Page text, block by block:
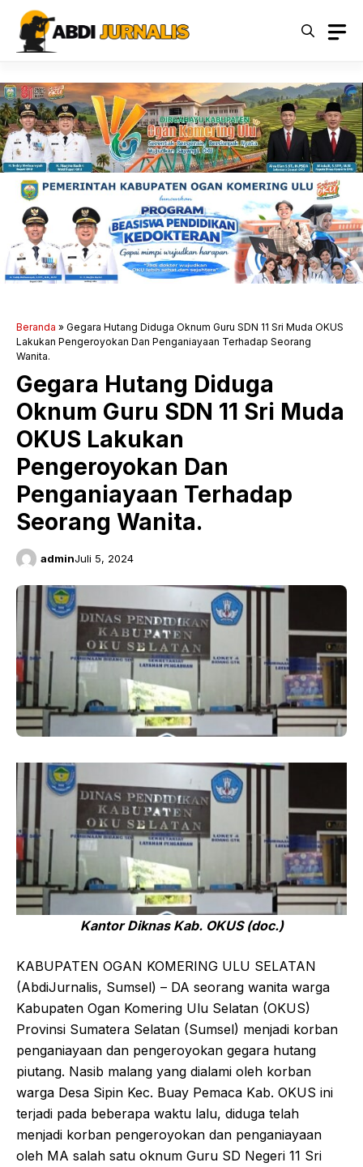
Langsung
Beranda » Gegara Hutang Diduga Oknum Guru SDN 11 Sri Muda OKUS
Lakukan Pengeroyokan Dan Penganiayaan Terhadap Seorang
Wanita.
Gegara Hutang Diduga
Oknum Guru SDN 11 Sri Muda
OKUS Lakukan
Pengeroyokan Dan
Penganiayaan Terhadap
Seorang Wanita.
adminJuli 5, 2024
Kantor Diknas Kab. OKUS (doc.)
KABUPATEN OGAN KOMERING ULU SELATAN
(AbdiJurnalis, Sumsel) – DA seorang wanita warga
Kabupaten Ogan Komering Ulu Selatan (OKUS)
Provinsi Sumatera Selatan (Sumsel) menjadi korban
penganiayaan dan pengeroyokan gegara hutang
piutang. Nasib malang yang dialami oleh korban
warga Desa Sipin Kec. Buay Pemaca Kab. OKUS ini
terjadi pada beberapa waktu lalu, diduga telah
menjadi korban pengeroyokan dan penganiayaan
oleh MA salah satu oknum Guru SD Negeri 11 Sri